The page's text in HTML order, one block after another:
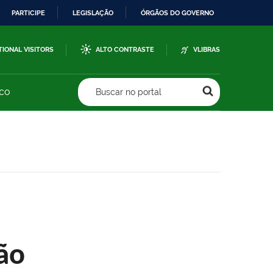
PARTICIPE LEGISLAÇÃO ÓRGÃOS DO GOVERNO
VISITORS ALTO CONTRASTE VLIBRAS
Buscar no portal